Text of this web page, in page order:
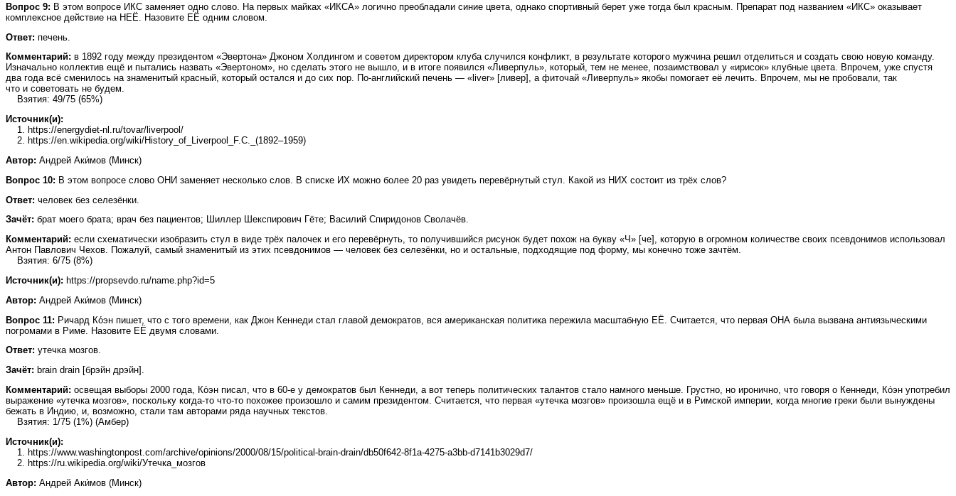
Вопрос 9: В этом вопросе ИКС заменяет одно слово. На первых майках «ИКСА» логично преобладали синие цвета, однако спортивный берет уже тогда был красным. Препарат под названием «ИКС» оказывает
комплексное действие на НЕЁ. Назовите ЕЁ одним словом.
Ответ: печень.
Комментарий: в 1892 году между президентом «Эвертона» Джоном Холдингом и советом директором клуба случился конфликт, в результате которого мужчина решил отделиться и создать свою новую команду.
Изначально коллектив ещё и пытались назвать «Эвертоном», но сделать этого не вышло, и в итоге появился «Ливерпуль», который, тем не менее, позаимствовал у «ирисок» клубные цвета. Впрочем, уже спустя
два года всё сменилось на знаменитый красный, который остался и до сих пор. По-английский печень — «liver» [ливер], а фиточай «Ливерпуль» якобы помогает её лечить. Впрочем, мы не пробовали, так
что и советовать не будем.
Взятия: 49/75 (65%)
Источник(и):
1. https://energydiet-nl.ru/tovar/liverpool/
2. https://en.wikipedia.org/wiki/History_of_Liverpool_F.C._(1892–1959)
Автор: Андрей Аки́мов (Минск)
Вопрос 10: В этом вопросе слово ОНИ заменяет несколько слов. В списке ИХ можно более 20 раз увидеть перевёрнутый стул. Какой из НИХ состоит из трёх слов?
Ответ: человек без селезёнки.
Зачёт: брат моего брата; врач без пациентов; Шиллер Шекспирович Гёте; Василий Спиридонов Сволачёв.
Комментарий: если схематически изобразить стул в виде трёх палочек и его перевёрнуть, то получившийся рисунок будет похож на букву «Ч» [че], которую в огромном количестве своих псевдонимов использовал
Антон Павлович Чехов. Пожалуй, самый знаменитый из этих псевдонимов — человек без селезёнки, но и остальные, подходящие под форму, мы конечно тоже зачтём.
Взятия: 6/75 (8%)
Источник(и): https://propsevdo.ru/name.php?id=5
Автор: Андрей Аки́мов (Минск)
Вопрос 11: Ричард Ко́эн пишет, что с того времени, как Джон Кеннеди стал главой демократов, вся американская политика пережила масштабную ЕЁ. Считается, что первая ОНА была вызвана антиязыческими
погромами в Риме. Назовите ЕЁ двумя словами.
Ответ: утечка мозгов.
Зачёт: brain drain [брэйн дрэйн].
Комментарий: освещая выборы 2000 года, Ко́эн писал, что в 60‑е у демократов был Кеннеди, а вот теперь политических талантов стало намного меньше. Грустно, но иронично, что говоря о Кеннеди, Ко́эн употребил
выражение «утечка мозгов», поскольку когда-то что‑то похожее произошло и самим президентом. Считается, что первая «утечка мозгов» произошла ещё и в Римской империи, когда многие греки были вынуждены
бежать в Индию, и, возможно, стали там авторами ряда научных текстов.
Взятия: 1/75 (1%) (Амбер)
Источник(и):
1. https://www.washingtonpost.com/archive/opinions/2000/08/15/political-brain-drain/db50f642-8f1a-4275-a3bb-d7141b3029d7/
2. https://ru.wikipedia.org/wiki/Утечка_мозгов
Автор: Андрей Аки́мов (Минск)